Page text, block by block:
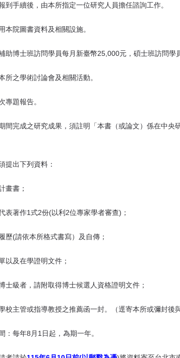
到手續後，由本所指定一位研究人員擔任諮詢工作。
本院圖書資料及相關設施。
助博士班訪問學員每月新臺幣25,000元，碩士班訪問學
所之學術討論會及相關活動。
專題報告。
期間完成之研究成果，須註明「本書（或論文）係在中
提出下列資料：
畫書；
表著作1式2份(以利2位專家學者審查)；
歷(請依本所格式書寫）及自傳；
以及在學證明文件；
士級者，請附取得博士候選人資格證明文件；
校主管或指導教授之推薦函一封。（逕寄本所或彌封後
：每年8月1日起，為期一年。